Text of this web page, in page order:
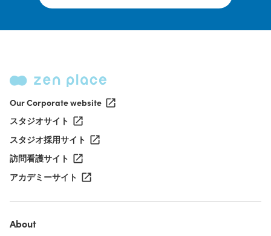
Our Corporate website
スタジオサイト
スタジオ採用サイト
訪問看護サイト
アカデミーサイト
About